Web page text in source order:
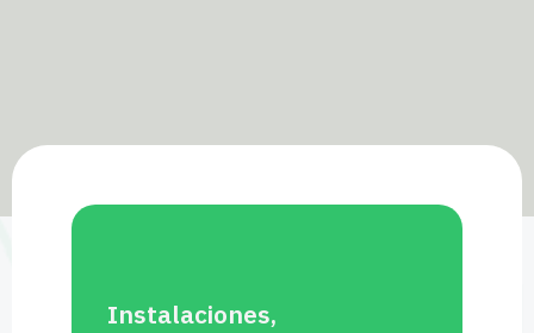
Instalaciones,